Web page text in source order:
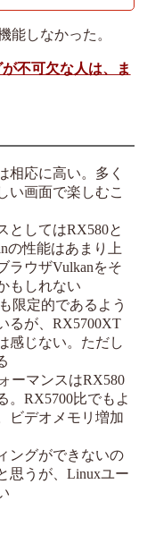
能しなかった。
不可欠な人は、ま
相応に高い。多く
い画面で楽しむこ
としてはRX580と
の性能はあまり上
ラウザVulkanをそ
もしれない
限定的であるよう
るが、RX5700XT
感じない。ただし
ーマンスはRX580
。RX5700比でもよ
ビデオメモリ増加
ングができないの
思うが、Linuxユー